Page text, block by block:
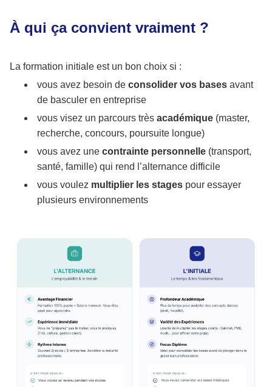
À qui ça convient vraiment ?
La formation initiale est un bon choix si :
vous avez besoin de consolider vos bases avant
de basculer en entreprise
vous visez un parcours très académique (master,
recherche, concours, poursuite longue)
vous avez une contrainte personnelle (transport,
santé, famille) qui rend l’alternance difficile
vous voulez multiplier les stages pour essayer
plusieurs environnements